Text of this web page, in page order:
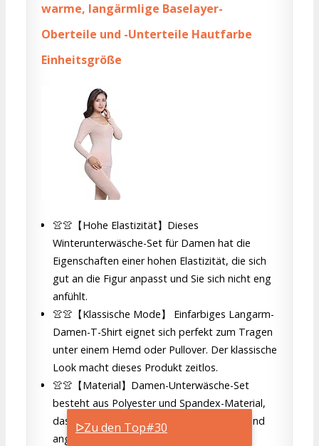
ᐅZu den Top#30
warme, langärmlige Baselayer-
Oberteile und -Unterteile Hautfarbe
Einheitsgröße
👚👚【Hohe Elastizität】Dieses
Winterunterwäsche-Set für Damen hat die
Eigenschaften einer hohen Elastizität, die sich
gut an die Figur anpasst und Sie sich nicht eng
anfühlt.
👚👚【Klassische Mode】 Einfarbiges Langarm-
Damen-T-Shirt eignet sich perfekt zum Tragen
unter einem Hemd oder Pullover. Der klassische
Look macht dieses Produkt zeitlos.
👚👚【Material】Damen-Unterwäsche-Set
besteht aus Polyester und Spandex-Material,
das die Eigenschaften Elastizität, Wärme und
angenehmes Tragegefühl aufweist.